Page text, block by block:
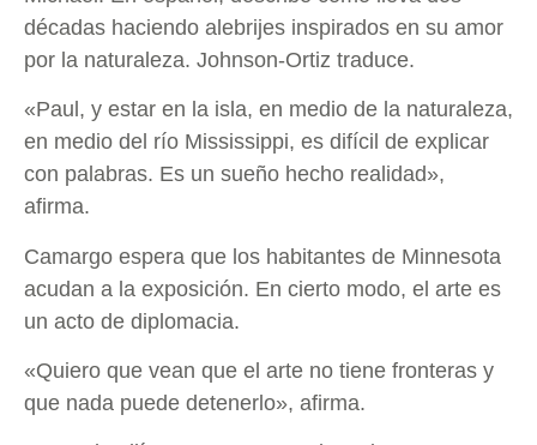
décadas haciendo alebrijes inspirados en su amor
por la naturaleza. Johnson-Ortiz traduce.
«Paul, y estar en la isla, en medio de la naturaleza,
en medio del río Mississippi, es difícil de explicar
con palabras. Es un sueño hecho realidad»,
afirma.
Camargo espera que los habitantes de Minnesota
acudan a la exposición. En cierto modo, el arte es
un acto de diplomacia.
«Quiero que vean que el arte no tiene fronteras y
que nada puede detenerlo», afirma.